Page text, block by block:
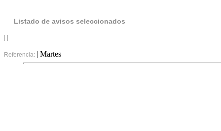
Listado de avisos seleccionados
Referencia: | Martes